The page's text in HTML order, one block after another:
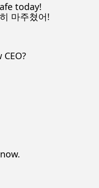
today!
마주쳤어!